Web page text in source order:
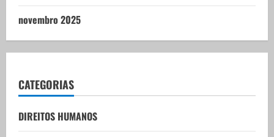
novembro 2025
CATEGORIAS
DIREITOS HUMANOS